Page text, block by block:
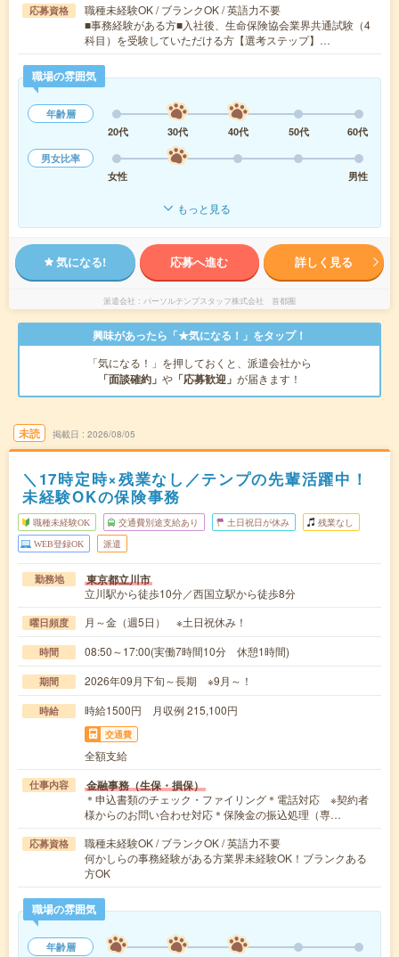
応募資格
職種未経験OK / ブランクOK / 英語力不要
■事務経験がある方■入社後、生命保険協会業界共通試験（4
科目）を受験していただける方【選考ステップ】…
職場の雰囲気
年齢層
20代
30代 40代 50代
60代
男女比率
女性
男性
もっと見る
気になる! 応募へ進む 詳しく見る
派遣会社 パーソルテンプスタッフ株式会社 首都圏
興味があったら「★気になる！」をタップ！
「気になる！」を押しておくと、派遣会社から
「面談確約」 や 「応募歓迎」 が届きます！
未読 掲載日 2026/08/05
＼17時定時×残業なし／テンプの先輩活躍中！
未経験OKの保険事務
職種未経験OK 交通費別途支給あり 土日祝日が休み 残業なし
WEB登録OK 派遣
勤務地 東京都立川市
立川駅から徒歩10分／西国立駅から徒歩8分
曜日頻度 月～金（週5日） ※土日祝休み！
時間 08:50～17:00(実働7時間10分 休憩1時間)
期間 2026年09月下旬～長期 ※9月～！
時給 時給1500円 月収例 215,100円
交通費
全額支給
仕事内容 金融事務（生保・損保）
＊申込書類のチェック・ファイリング＊電話対応 ※契約者
様からのお問い合わせ対応＊保険金の振込処理（専…
応募資格
職種未経験OK / ブランクOK / 英語力不要
何かしらの事務経験がある方業界未経験OK！ブランクある
方OK
職場の雰囲気
年齢層